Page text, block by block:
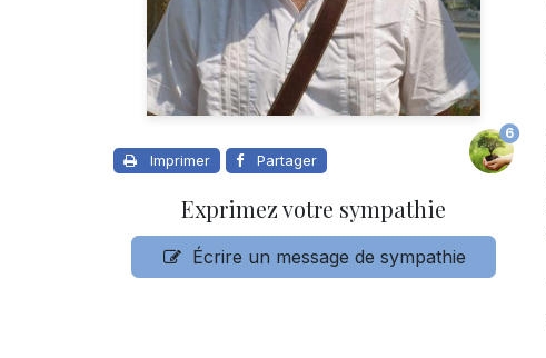
Imprimer Partager
6
Exprimez votre sympathie
Écrire un message de sympathie